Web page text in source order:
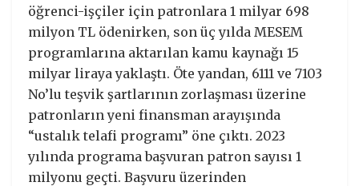
öğrenci-işçiler için patronlara 1 milyar 698
milyon TL ödenirken, son üç yılda MESEM
programlarına aktarılan kamu kaynağı 15
milyar liraya yaklaştı. Öte yandan, 6111 ve 7103
No’lu teşvik şartlarının zorlaşması üzerine
patronların yeni finansman arayışında
“ustalık telafi programı” öne çıktı. 2023
yılında programa başvuran patron sayısı 1
milyonu geçti. Başvuru üzerinden